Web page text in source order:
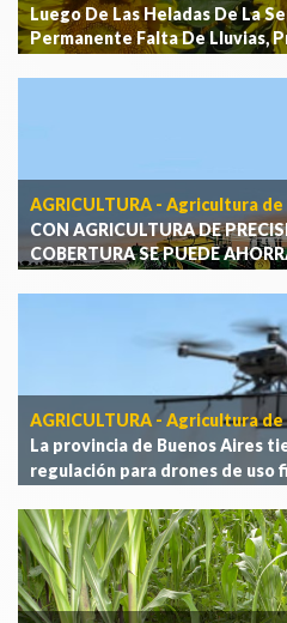
Luego De Las Heladas De La
Permanente Falta De Lluvias,
AGRICULTURA - Agricultura
CON AGRICULTURA DE
COBERTURA SE PUEDE
AGRICULTURA - Agricultura
La provincia de Buenos Aires
regulación para drones de uso